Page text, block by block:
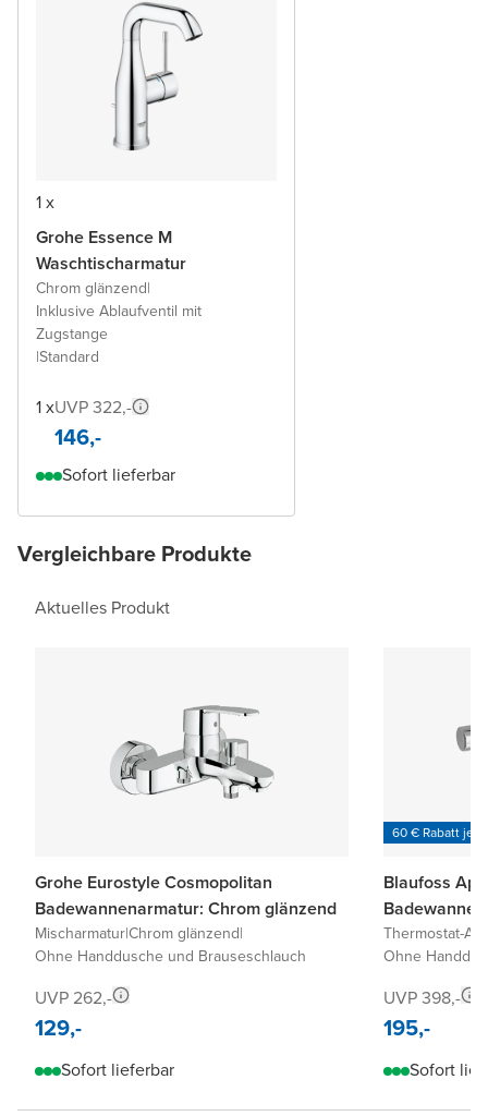
1 x
Grohe Essence M
Waschtischarmatur
Chrom glänzend|
Inklusive Ablaufventil mit
Zugstange
|Standard
1 xUVP 322,-
146,-
Sofort lieferbar
Vergleichbare Produkte
Aktuelles Produkt
Grohe Eurostyle Cosmopolitan
Badewannenarmatur: Chrom glänzend
Mischarmatur|Chrom glänzend|
Ohne Handdusche und Brauseschlauch
UVP 262,-
129,-
Sofort lieferbar
60 € Rabatt je
Blaufoss
Thermostat-
Ohne
UVP 398,-
195,-
Sofort